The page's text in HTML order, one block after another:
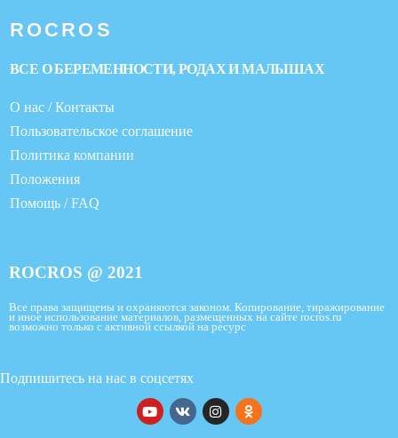
ROCROS
ВСЕ О БЕРЕМЕННОСТИ, РОДАХ И МАЛЫШАХ
О нас / Контакты
Пользовательское соглашение
Политика компании
Положения
Помощь / FAQ
ROCROS @ 2021
Все права защищены и охраняются законом. Копирование, тиражирование
и иное использование материалов, размещенных на сайте rocros.ru
возможно только с активной ссылкой на ресурс
Подпишитесь на нас в соцсетях